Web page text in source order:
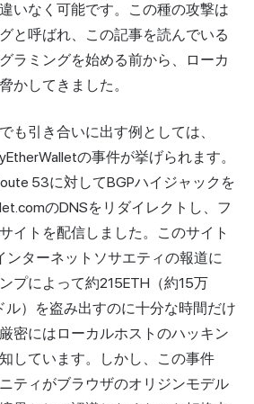
いなく可能です。この種の攻撃は
と呼ばれ、この記事を読んでいる
ラミングを始める前から、
ローカ
かしてきました。
も引き合いに出す例としては、
の事件が挙げられます。
53に対してBGPハイジャックを
のDNSをリダイレクトし、フ
イトを配信しました。このサイト
ンターネットソサエティの報道に
プによって約215ETH（約15万
）を盗み出すのに十分な時間だけ
密にはローカルホストのハッキン
しています。しかし、この事件
ティがブラウザのオリジンモデル